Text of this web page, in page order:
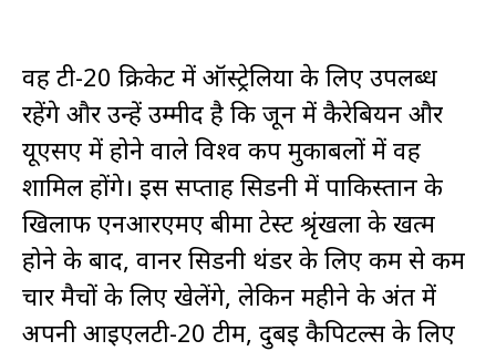
वह टी-20 क्रिकेट में ऑस्ट्रेलिया के लिए उपलब्ध
रहेंगे और उन्हें उम्मीद है कि जून में कैरेबियन और
यूएसए में होने वाले विश्व कप मुकाबलों में वह
शामिल होंगे। इस सप्ताह सिडनी में पाकिस्तान के
खिलाफ एनआरएमए बीमा टेस्ट श्रृंखला के खत्म
होने के बाद, वार्नर सिडनी थंडर के लिए कम से कम
चार मैचों के लिए खेलेंगे, लेकिन महीने के अंत में
अपनी आईएलटी-20 टीम, दुबई कैपिटल्स के लिए